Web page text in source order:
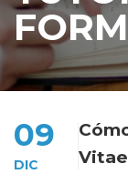
09
DIC
Vitae